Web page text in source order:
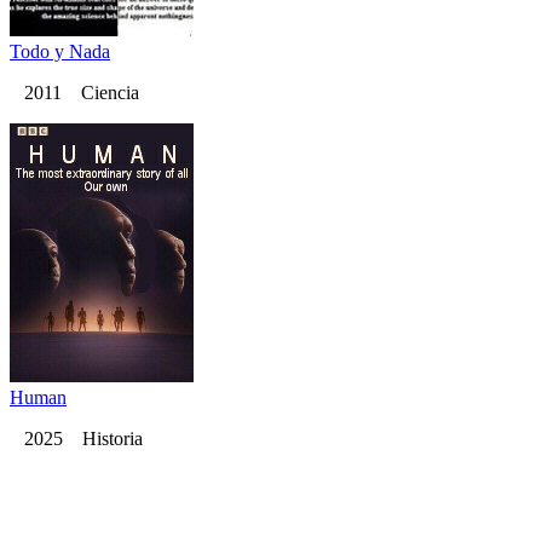
Todo y Nada
2011 Ciencia
Human
2025 Historia